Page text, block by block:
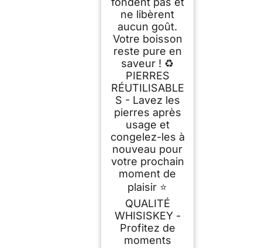
ne libèrent
aucun goût.
Votre boisson
reste pure en
saveur ! ♻
PIERRES
RÉUTILISABLE
S - Lavez les
pierres après
usage et
congelez-les à
nouveau pour
votre prochain
moment de
plaisir ⭐
QUALITÉ
WHISISKEY -
Profitez de
moments